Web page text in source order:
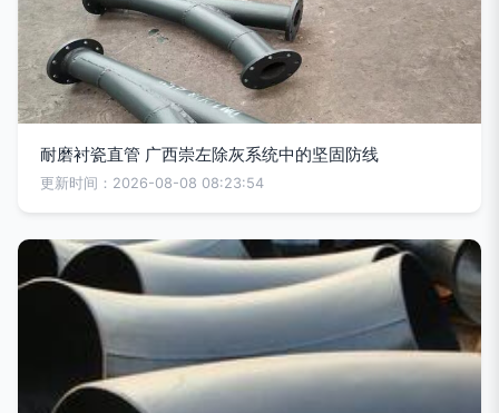
耐磨衬瓷直管 广西崇左除灰系统中的坚固防线
更新时间：2026-08-08 08:23:54